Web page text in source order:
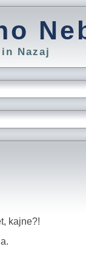
in Nazaj
kajne?!